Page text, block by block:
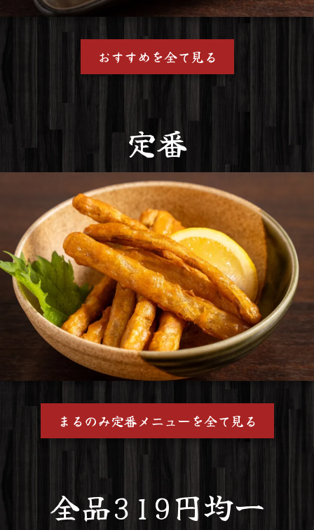
おすすめを全て見る
定番
まるのみ定番メニューを全て見る
全品319円均一